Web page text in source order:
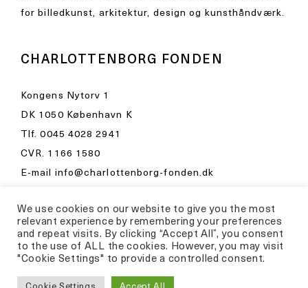
for billedkunst, arkitektur, design og kunsthåndværk.
CHARLOTTENBORG FONDEN
Kongens Nytorv 1
DK 1050 København K
Tlf.0045 4028 2941
CVR. 1166 1580
E-mail info@charlottenborg-fonden.dk
Besøg venligst
kunsthalcharlottenborg.dk
We use cookies on our website to give you the most
relevant experience by remembering your preferences
and repeat visits. By clicking “Accept All”, you consent
to the use of ALL the cookies. However, you may visit
"Cookie Settings" to provide a controlled consent.